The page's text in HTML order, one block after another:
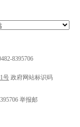
8395706
号 政府网站标识码
举报邮